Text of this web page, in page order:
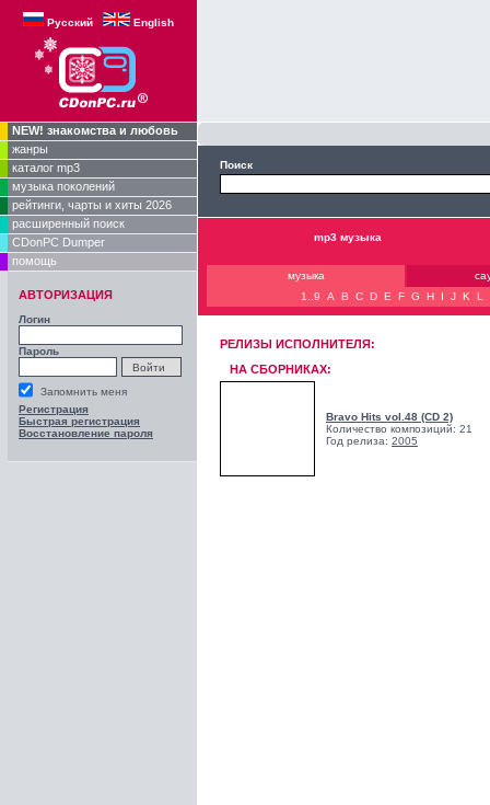
Русский English
NEW! знакомства и любовь
жанры
каталог mp3
музыка поколений
рейтинги, чарты и хиты 2026
расширенный поиск
CDonPC Dumper
помощь
АВТОРИЗАЦИЯ
Логин
Пароль
Запомнить меня
Регистрация
Быстрая регистрация
Восстановление пароля
Поиск
mp3 музыка
музыка
1..9
A B C D E F G H I J K L
РЕЛИЗЫ ИCПОЛНИТЕЛЯ:
НА СБОРНИКАХ:
Bravo Hits vol.48 (CD 2)
Количество композиций: 21
Год релиза: 2005